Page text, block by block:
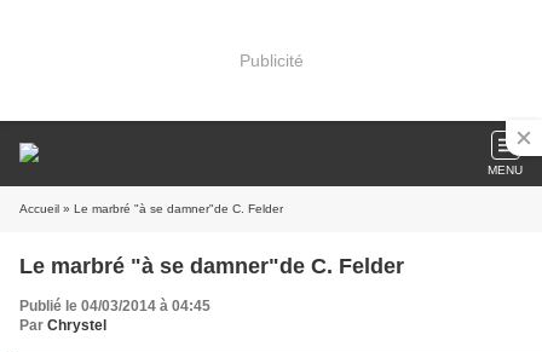
Publicité
MENU
Accueil » Le marbré "à se damner"de C. Felder
Le marbré "à se damner"de C. Felder
Publié le 04/03/2014 à 04:45
Par Chrystel